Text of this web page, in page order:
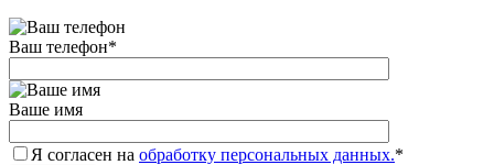
Ваш телефон*
Ваше имя
Я согласен на обработку персональных данных.*